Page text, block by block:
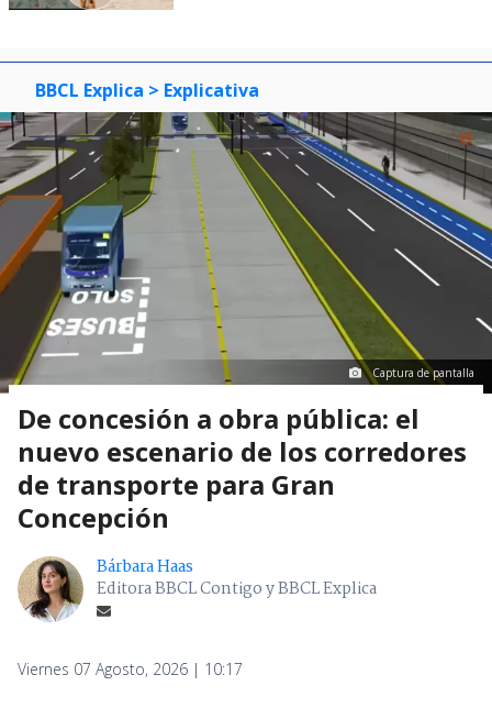
BBCL Explica > Explicativa
Captura de pantalla
De concesión a obra pública: el
nuevo escenario de los corredores
de transporte para Gran
Concepción
Bárbara Haas
Editora BBCL Contigo y BBCL Explica
Viernes 07 Agosto, 2026 | 10:17